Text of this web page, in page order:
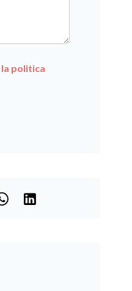
la politica